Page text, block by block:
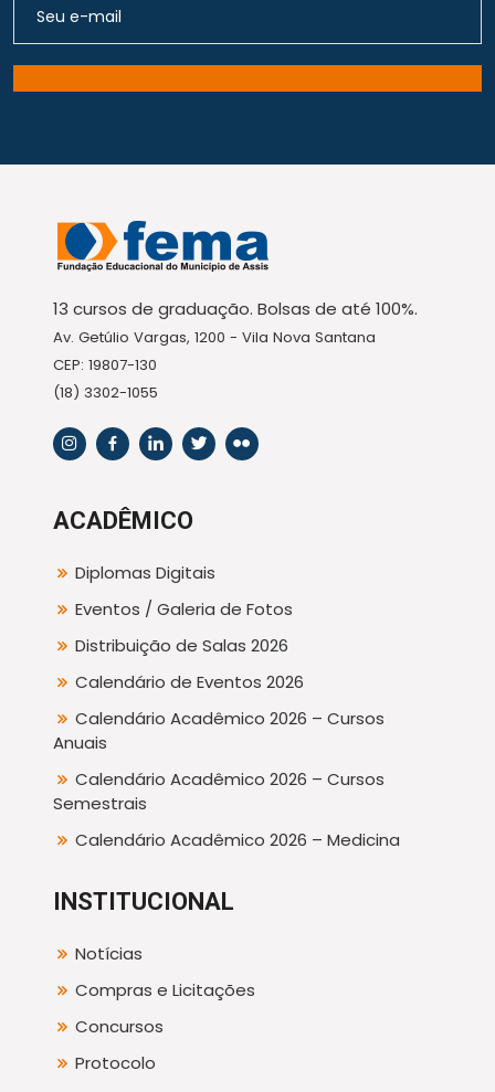
13 cursos de graduação. Bolsas de até 100%.
Av. Getúlio Vargas, 1200 - Vila Nova Santana
CEP: 19807-130
(18) 3302-1055
ACADÊMICO
Diplomas Digitais
Eventos / Galeria de Fotos
Distribuição de Salas 2026
Calendário de Eventos 2026
Calendário Acadêmico 2026 – Cursos
Anuais
Calendário Acadêmico 2026 – Cursos
Semestrais
Calendário Acadêmico 2026 – Medicina
INSTITUCIONAL
Notícias
Compras e Licitações
Concursos
Protocolo